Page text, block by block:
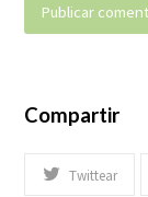
Compartir
Twittear